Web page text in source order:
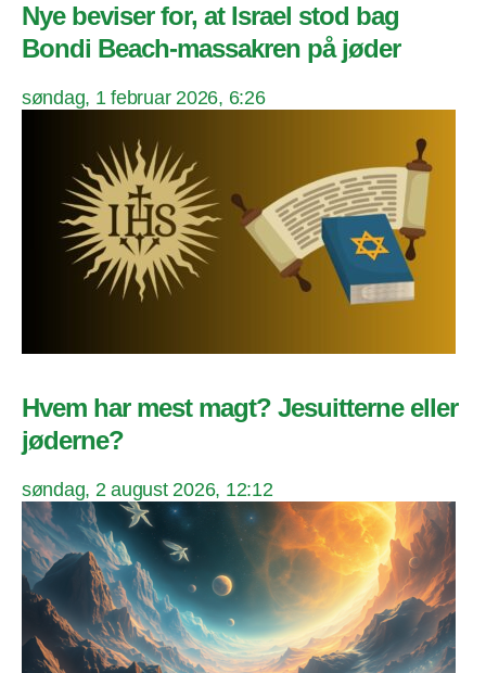
Nye beviser for, at Israel stod bag
Bondi Beach-massakren på jøder
søndag, 1 februar 2026, 6:26
Hvem har mest magt? Jesuitterne eller
jøderne?
søndag, 2 august 2026, 12:12